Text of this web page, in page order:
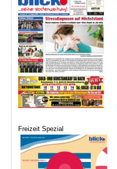
Freizeit Spezial